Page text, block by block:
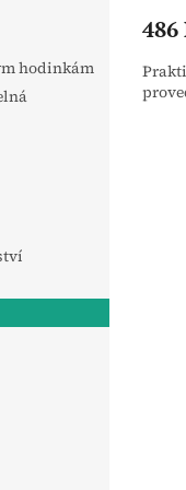
hodinkám
486